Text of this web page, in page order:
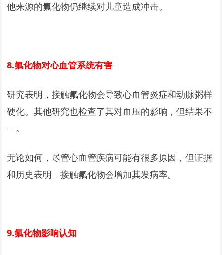
他来源的氟化物仍继续对儿童造成冲击。
8.氟化物对心血管系统有害
研究表明，接触氟化物会导致心血管炎症和动脉粥样
硬化。其他研究也检查了其对血压的影响，但结果不
一。
无论如何，尽管心血管疾病可能有很多原因，但证据
和历史表明，接触氟化物会增加其发病率。
9.氟化物影响认知